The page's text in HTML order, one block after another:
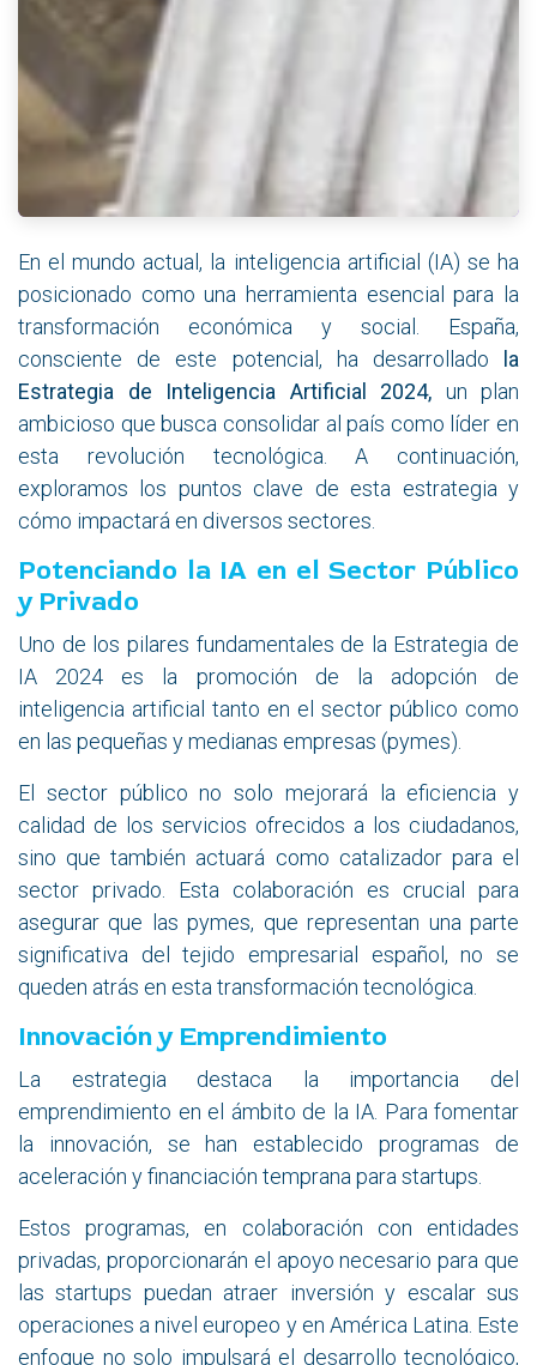
En el mundo actual, la inteligencia artificial (IA) se ha
posicionado como una herramienta esencial para la
transformación económica y social. España,
consciente de este potencial, ha desarrollado la
Estrategia de Inteligencia Artificial 2024, un plan
ambicioso que busca consolidar al país como líder en
esta revolución tecnológica. A continuación,
exploramos los puntos clave de esta estrategia y
cómo impactará en diversos sectores.
Potenciando la IA en el Sector Público
y Privado
Uno de los pilares fundamentales de la Estrategia de
IA 2024 es la promoción de la adopción de
inteligencia artificial tanto en el sector público como
en las pequeñas y medianas empresas (pymes).
El sector público no solo mejorará la eficiencia y
calidad de los servicios ofrecidos a los ciudadanos,
sino que también actuará como catalizador para el
sector privado. Esta colaboración es crucial para
asegurar que las pymes, que representan una parte
significativa del tejido empresarial español, no se
queden atrás en esta transformación tecnológica.
Innovación y Emprendimiento
La estrategia destaca la importancia del
emprendimiento en el ámbito de la IA. Para fomentar
la innovación, se han establecido programas de
aceleración y financiación temprana para startups.
Estos programas, en colaboración con entidades
privadas, proporcionarán el apoyo necesario para que
las startups puedan atraer inversión y escalar sus
operaciones a nivel europeo y en América Latina. Este
enfoque no solo impulsará el desarrollo tecnológico,